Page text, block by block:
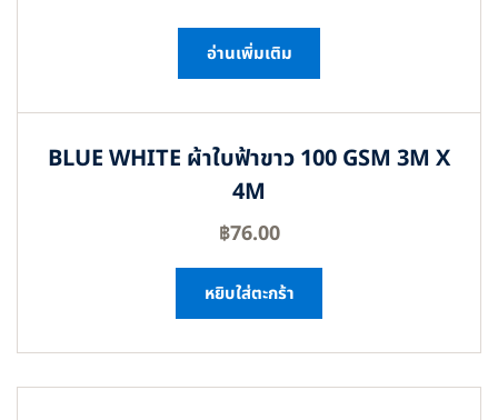
อ่านเพิ่มเติม
BLUE WHITE ผ้าใบฟ้าขาว 100 GSM 3M X
4M
฿76.00
หยิบใส่ตะกร้า